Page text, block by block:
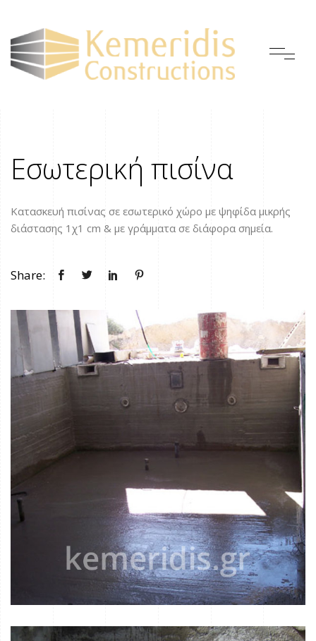
Εσωτερική πισίνα
Κατασκευή πισίνας σε εσωτερικό χώρο με ψηφίδα μικρής
διάστασης 1χ1 cm & με γράμματα σε διάφορα σημεία.
Share: